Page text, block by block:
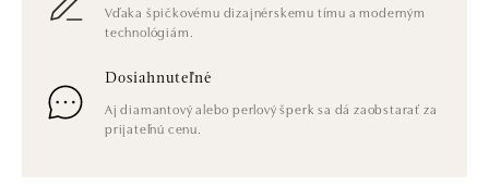
Vďaka špičkovému dizajnérskemu tímu a moderným
technológiám.
Dosiahnuteľné
Aj diamantový alebo perlový šperk sa dá zaobstarať za
prijateľnú cenu.